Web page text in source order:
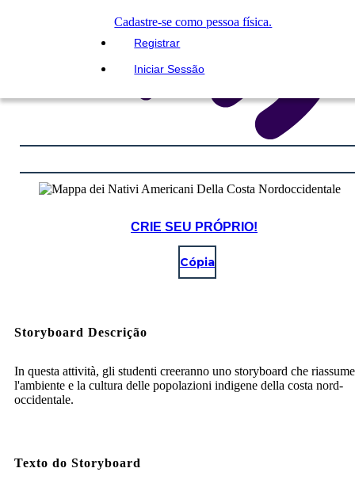
Cadastre-se como pessoa física.
Registrar
Iniciar Sessão
CRIE SEU PRÓPRIO!
Cópia
Storyboard Descrição
In questa attività, gli studenti creeranno uno storyboard che riassume
l'ambiente e la cultura delle popolazioni indigene della costa nord-
occidentale.
Texto do Storyboard